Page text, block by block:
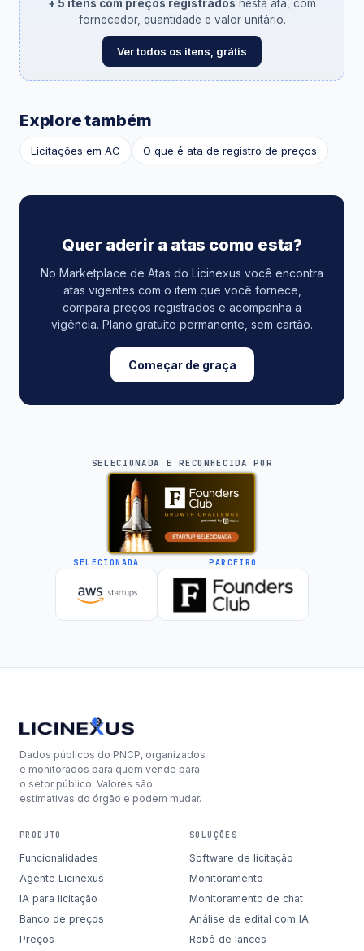
+ 5 itens com preços registrados nesta ata, com
fornecedor, quantidade e valor unitário.
Ver todos os itens, grátis
Explore também
Licitações em AC O que é ata de registro de preços
Quer aderir a atas como esta?
No Marketplace de Atas do Licinexus você encontra
atas vigentes com o item que você fornece,
compara preços registrados e acompanha a
vigência. Plano gratuito permanente, sem cartão.
Começar de graça
SELECIONADA E RECONHECIDA POR
SELECIONADA PARCEIRO
Dados públicos do PNCP, organizados
e monitorados para quem vende para
o setor público. Valores são
estimativas do órgão e podem mudar.
PRODUTO
Funcionalidades
Agente Licinexus
IA para licitação
Banco de preços
Preços
SOLUÇÕES
Software de licitação
Monitoramento
Monitoramento de chat
Análise de edital com IA
Robô de lances